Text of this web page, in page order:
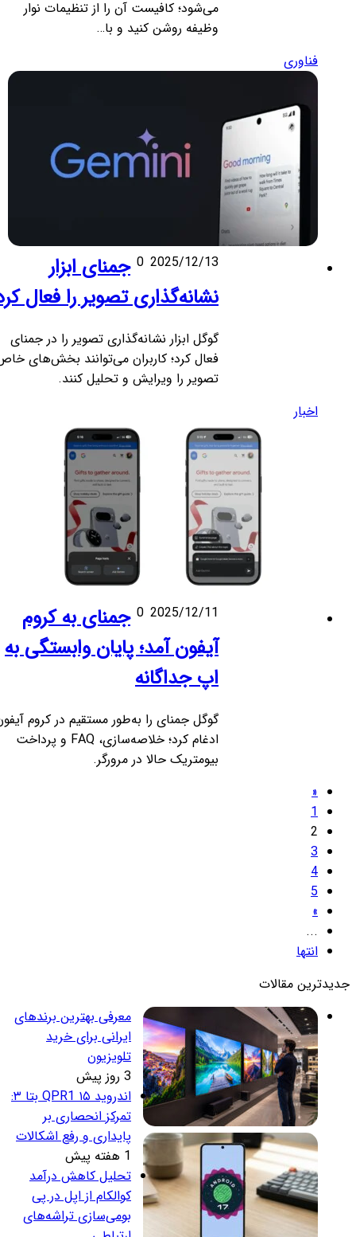
می‌شود؛ کافیست آن را از تنظیمات نوار
وظیفه روشن کنید و با…
فناوری
2025/12/13
0 جمنای ابزار
نشانه‌گذاری تصویر را فعال کرد
گوگل ابزار نشانه‌گذاری تصویر را در جمنای
فعال کرد؛ کاربران می‌توانند بخش‌های خاص
تصویر را ویرایش و تحلیل کنند.
اخبار
2025/12/11
0 جمنای به کروم
آیفون آمد؛ پایان وابستگی به
اپ جداگانه
گوگل جمنای را به‌طور مستقیم در کروم آیفون
ادغام کرد؛ خلاصه‌سازی، FAQ و پرداخت
بیومتریک حالا در مرورگر.
«
1
2
3
4
5
»
...
انتها
مقالات
معرفی بهترین برندهای
ایرانی برای خرید
تلویزیون
اندروید ۱۵ QPR1 بتا ۳:
تمرکز انحصاری بر
پایداری و رفع اشکالات
تحلیل کاهش درآمد
کوالکام از اپل در پی
بومی‌سازی تراشه‌های